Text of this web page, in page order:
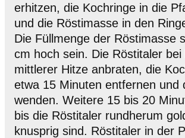
erhitzen, die Kochringe in die
und die Röstimasse in den
Die Füllmenge der Röstimasse
cm hoch sein. Die Röstitaler bei
mittlerer Hitze anbraten, die
etwa 15 Minuten entfernen und
wenden. Weitere 15 bis 20
bis die Röstitaler rundherum
knusprig sind. Röstitaler in der